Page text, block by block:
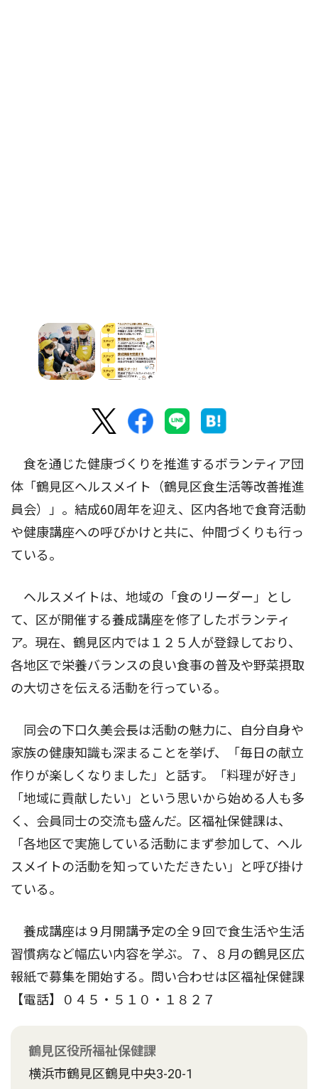
食を通じた健康づくりを推進するボランティア団
体「鶴見区ヘルスメイト（鶴見区食生活等改善推進
員会）」。結成60周年を迎え、区内各地で食育活動
や健康講座への呼びかけと共に、仲間づくりも行っ
ている。
ヘルスメイトは、地域の「食のリーダー」とし
て、区が開催する養成講座を修了したボランティ
ア。現在、鶴見区内では１２５人が登録しており、
各地区で栄養バランスの良い食事の普及や野菜摂取
の大切さを伝える活動を行っている。
同会の下口久美会長は活動の魅力に、自分自身や
家族の健康知識も深まることを挙げ、「毎日の献立
作りが楽しくなりました」と話す。「料理が好き」
「地域に貢献したい」という思いから始める人も多
く、会員同士の交流も盛んだ。区福祉保健課は、
「各地区で実施している活動にまず参加して、ヘル
スメイトの活動を知っていただきたい」と呼び掛け
ている。
養成講座は９月開講予定の全９回で食生活や生活
習慣病など幅広い内容を学ぶ。７、８月の鶴見区広
報紙で募集を開始する。問い合わせは区福祉保健課
【電話】０４５・５１０・１８２７
鶴見区役所福祉保健課
横浜市鶴見区鶴見中央3-20-1